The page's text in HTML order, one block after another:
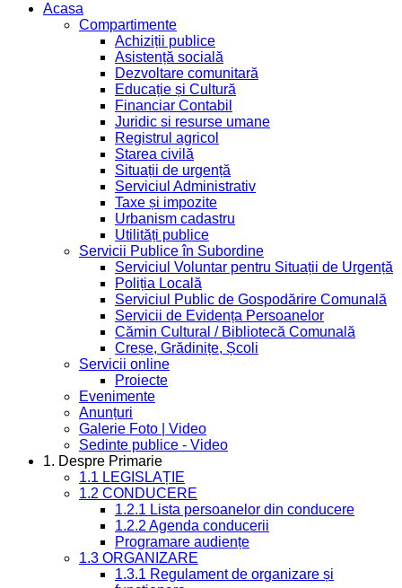
Acasa
Compartimente
Achiziții publice
Asistență socială
Dezvoltare comunitară
Educație și Cultură
Financiar Contabil
Juridic si resurse umane
Registrul agricol
Starea civilă
Situații de urgență
Serviciul Administrativ
Taxe și impozite
Urbanism cadastru
Utilități publice
Servicii Publice în Subordine
Serviciul Voluntar pentru Situații de Urgență
Poliția Locală
Serviciul Public de Gospodărire Comunală
Servicii de Evidența Persoanelor
Cămin Cultural / Bibliotecă Comunală
Creșe, Grădinițe, Școli
Servicii online
Proiecte
Evenimente
Anunțuri
Galerie Foto | Video
Sedinte publice - Video
1. Despre Primarie
1.1 LEGISLAȚIE
1.2 CONDUCERE
1.2.1 Lista persoanelor din conducere
1.2.2 Agenda conducerii
Programare audiențe
1.3 ORGANIZARE
1.3.1 Regulament de organizare și